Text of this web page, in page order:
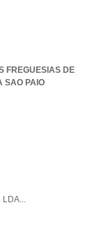
FREGUESIAS DE
SAO PAIO
LDA...